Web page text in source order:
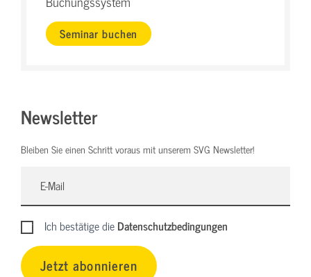
Seminar buchen
Newsletter
Bleiben Sie einen Schritt voraus mit unserem SVG Newsletter!
Ich bestätige dieDatenschutzbedingungen
Jetzt abonnieren